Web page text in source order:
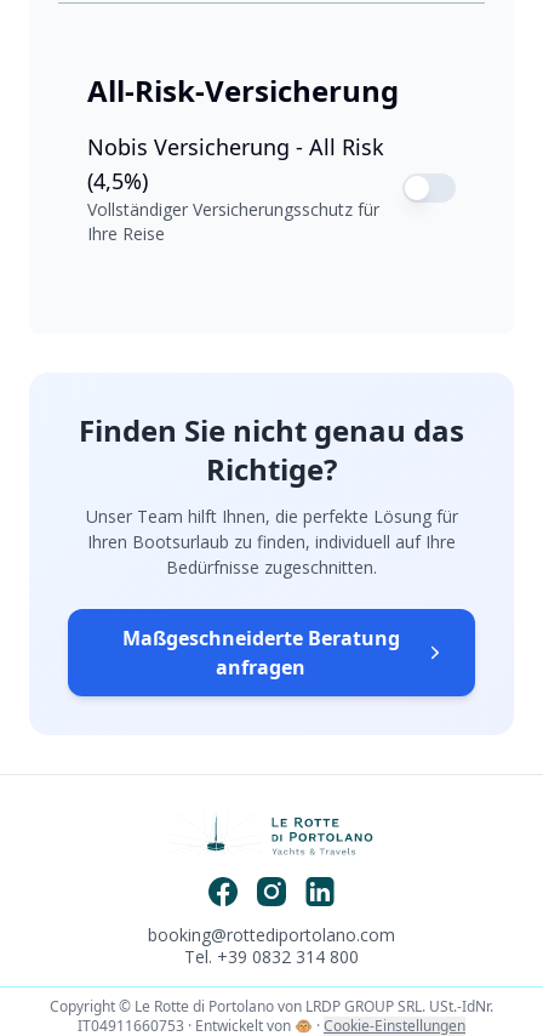
All-Risk-Versicherung
Nobis Versicherung - All Risk
(4,5%)
Vollständiger Versicherungsschutz für
Ihre Reise
Finden Sie nicht genau das
Richtige?
Unser Team hilft Ihnen, die perfekte Lösung für
Ihren Bootsurlaub zu finden, individuell auf Ihre
Bedürfnisse zugeschnitten.
Maßgeschneiderte Beratung
anfragen
booking@rottediportolano.com
Tel. +39 0832 314 800
Copyright © Le Rotte di Portolano von LRDP GROUP SRL. USt.-IdNr.
IT04911660753 · Entwickelt von 🐵 ·Cookie-Einstellungen